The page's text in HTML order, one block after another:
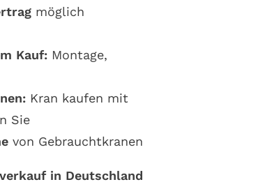
möglich
Kauf: Montage,
Kran kaufen mit
Sie
von Gebrauchtkranen
in Deutschland